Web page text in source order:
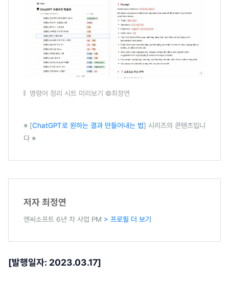
명령어 정리 시트 미리보기 ©최정연
※ [ChatGPT로 원하는 결과 만들어내는 법] 시리즈의 콘텐츠입니
다 ※
저자 최정연
엔씨소프트 6년 차 사업 PM > 프로필 더 보기
[발행일자: 2023.03.17]